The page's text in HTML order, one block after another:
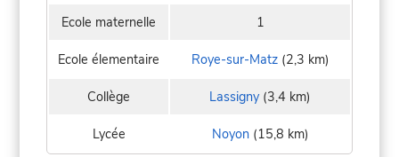
Ecole maternelle 1
Ecole élementaire Roye-sur-Matz(2,3 km)
Collège Lassigny (3,4 km)
Lycée Noyon(15,8 km)